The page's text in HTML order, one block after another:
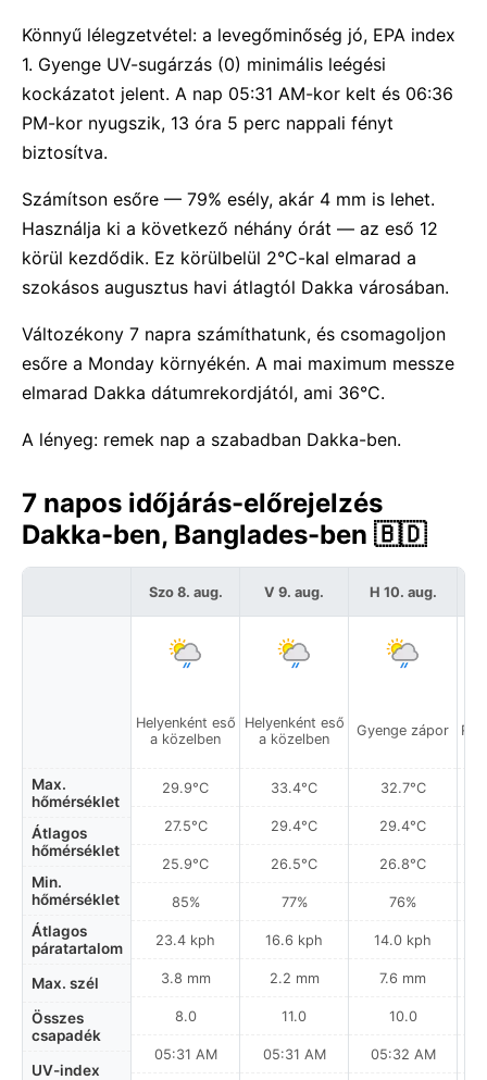
Könnyű lélegzetvétel: a levegőminőség jó, EPA index
1. Gyenge UV-sugárzás (0) minimális leégési
kockázatot jelent. A nap 05:31 AM-kor kelt és 06:36
PM-kor nyugszik, 13 óra 5 perc nappali fényt
biztosítva.
Számítson esőre — 79% esély, akár 4 mm is lehet.
Használja ki a következő néhány órát — az eső 12
körül kezdődik. Ez körülbelül 2°C-kal elmarad a
szokásos augusztus havi átlagtól Dakka városában.
Változékony 7 napra számíthatunk, és csomagoljon
esőre a Monday környékén. A mai maximum messze
elmarad Dakka dátumrekordjától, ami 36°C.
A lényeg: remek nap a szabadban Dakka-ben.
7 napos időjárás-előrejelzés
Dakka-ben, Banglades-ben 🇧🇩
Max.
hőmérséklet
Átlagos
hőmérséklet
Min.
hőmérséklet
Átlagos
páratartalom
Max. szél
Összes
csapadék
UV-index
Szo 8. aug.
Helyenként eső
a közelben
29.9°C
27.5°C
25.9°C
85%
23.4 kph
3.8 mm
8.0
05:31 AM
V 9. aug.
Helyenként eső
a közelben
33.4°C
29.4°C
26.5°C
77%
16.6 kph
2.2 mm
11.0
05:31 AM
H 10. aug.
Gyenge zápor
32.7°C
29.4°C
26.8°C
76%
14.0 kph
7.6 mm
10.0
05:32 AM